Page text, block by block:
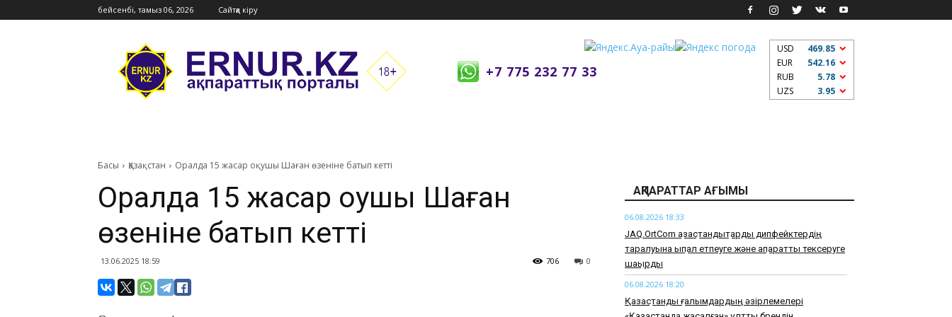
бейсенбі, тамыз 06, 2026 Сайтқа кіру
Ernur
Press
+7 775 232 77 33
USD
469.85
EUR
542.16
RUB
5.78
UZS
3.95
Басы Қазақстан ​Оралда 15 жасар оқушы Шаған өзеніне батып кетті
​Оралда 15 жасар оқушы Шаған
өзеніне батып кетті
13.06.2025 18:59 0
706
АҚПАРАТТАР АҒЫМЫ
06.08.2026 18:33
JAQ.OrtCom қазақстандықтарды дипфейктердің
таралуына ықпал етпеуге және ақпаратты тексеруге
шақырды
06.08.2026 18:20
Қазақстандық ғалымдардың әзірлемелері